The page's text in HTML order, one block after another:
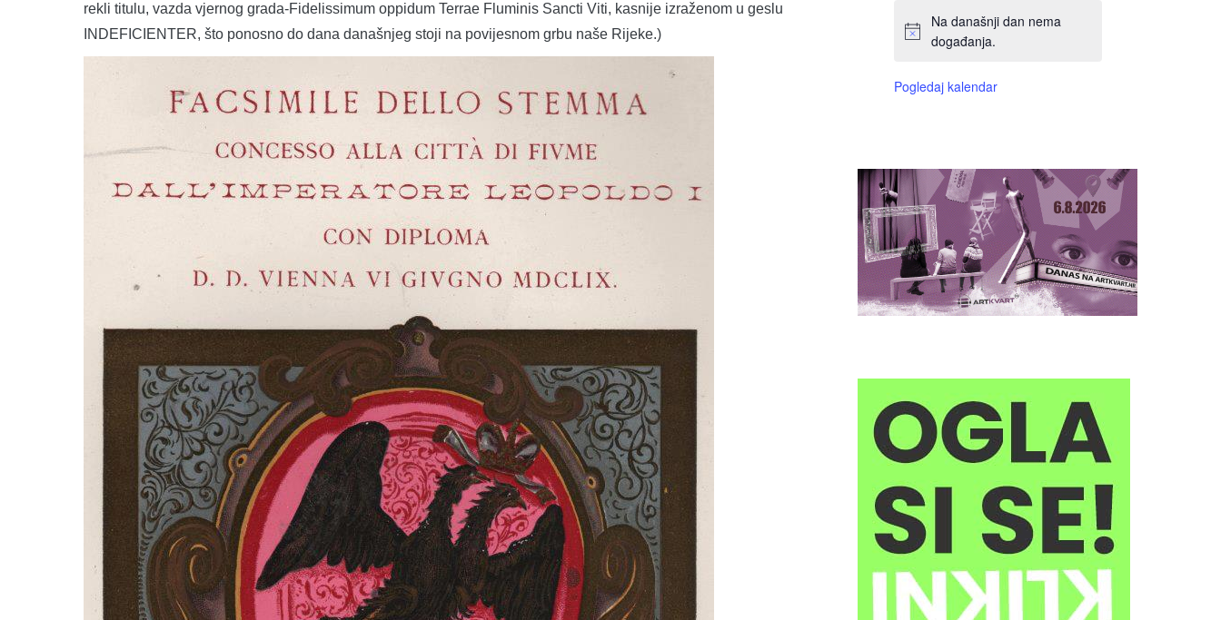
rekli titulu, vazda vjernog grada-Fidelissimum oppidum Terrae Fluminis Sancti Viti, kasnije izraženom u geslu
INDEFICIENTER, što ponosno do dana današnjeg stoji na povijesnom grbu naše Rijeke.)
Na današnji dan nema
događanja.
Pogledaj kalendar